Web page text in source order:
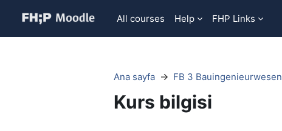
All courses
Help FHP Links
Ana sayfa FB 3 Bauingenieurwesen
Kurs bilgisi